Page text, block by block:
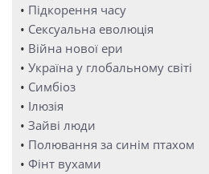
• Підкорення часу
• Сексуальна еволюція
• Війна нової ери
• Україна у глобальному світі
• Симбіоз
• Ілюзія
• Зайві люди
• Полювання за синім птахом
• Фінт вухами